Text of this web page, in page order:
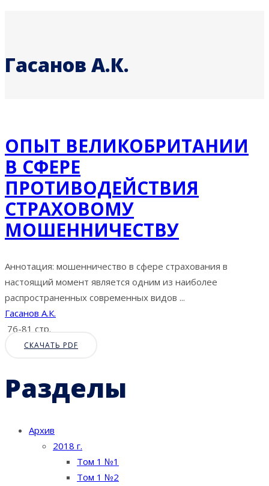
Гасанов А.К.
ОПЫТ ВЕЛИКОБРИТАНИИ
В СФЕРЕ
ПРОТИВОДЕЙСТВИЯ
СТРАХОВОМУ
МОШЕННИЧЕСТВУ
Аннотация: мошенничество в сфере страхования в
настоящий момент является одним из наиболее
распространенных современных видов ...
Гасанов А.К.
76-81 стр.
СКАЧАТЬ PDF
Разделы
Архив
2018 г.
Том 1 №1
Том 1 №2